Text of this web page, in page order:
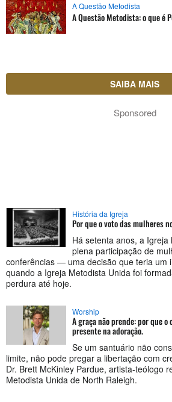
A Questão Metodista
A Questão Metodista: o que é
SAIBA MAIS
Sponsored
História da Igreja
Por que o voto das mulheres
Há setenta anos, a
plena participação de
conferências — uma decisão que teria um
quando a Igreja Metodista Unida foi
perdura até hoje.
Worship
A graça não prende: por que
presente na adoração.
Se um santuário não
limite, não pode pregar a libertação com
Dr. Brett McKinley Pardue, artista-teólogo
Metodista Unida de North Raleigh.